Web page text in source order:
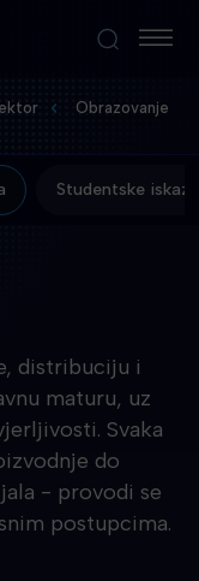
Obrazovanje
Studentske
distribuciju i
maturu, uz
Svaka
do
- provodi se
postupcima.